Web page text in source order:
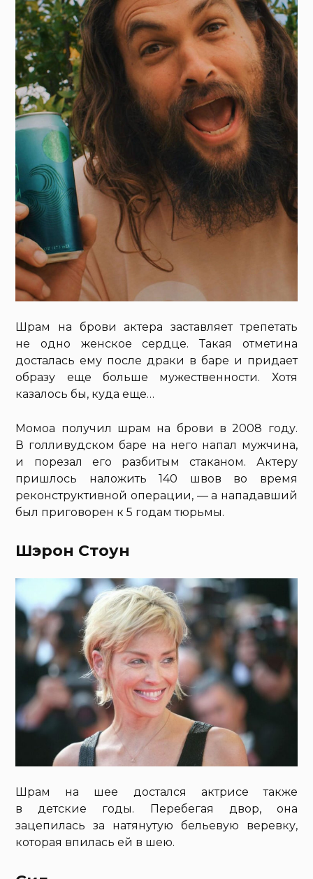
Шрам на брови актера заставляет трепетать
не одно женское сердце. Такая отметина
досталась ему после драки в баре и придает
образу еще больше мужественности. Хотя
казалось бы, куда еще…
Момоа получил шрам на брови в 2008 году.
В голливудском баре на него напал мужчина,
и порезал его разбитым стаканом. Актеру
пришлось наложить 140 швов во время
реконструктивной операции, — а нападавший
был приговорен к 5 годам тюрьмы.
Шэрон Стоун
Шрам на шее достался актрисе также
в детские годы. Перебегая двор, она
зацепилась за натянутую бельевую веревку,
которая впилась ей в шею.